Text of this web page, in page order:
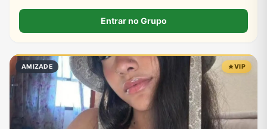
Entrar no Grupo
AMIZADE VIP